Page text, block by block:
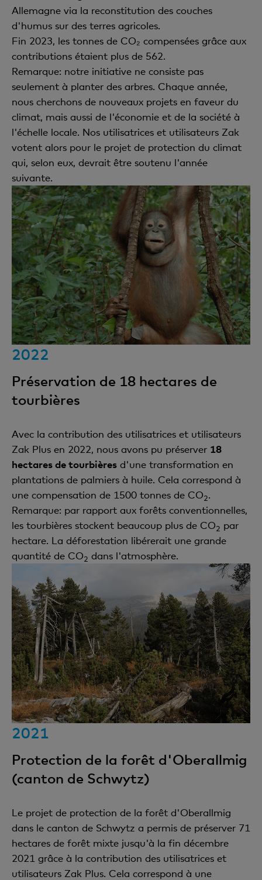
Allemagne via la reconstitution des couches
d'humus sur des terres agricoles.
Fin 2023, les tonnes de CO₂ compensées grâce aux
contributions étaient plus de 562.
Remarque: notre initiative ne consiste pas
seulement à planter des arbres. Chaque année,
nous cherchons de nouveaux projets en faveur du
climat, mais aussi de l'économie et de la société à
l'échelle locale. Nos utilisatrices et utilisateurs Zak
votent alors pour le projet de protection du climat
qui, selon eux, devrait être soutenu l'année
suivante.
2022
Préservation de 18 hectares de
tourbières
Avec la contribution des utilisatrices et utilisateurs
Zak Plus en 2022, nous avons pu préserver 18
hectares de tourbières d'une transformation en
plantations de palmiers à huile. Cela correspond à
une compensation de 1500 tonnes de CO2.
Remarque: par rapport aux forêts conventionnelles,
les tourbières stockent beaucoup plus de CO2 par
hectare. La déforestation libérerait une grande
quantité de CO2 dans l'atmosphère.
2021
Protection de la forêt d'Oberallmig
(canton de Schwytz)
Le projet de protection de la forêt d'Oberallmig
dans le canton de Schwytz a permis de préserver 71
hectares de forêt mixte jusqu'à la fin décembre
2021 grâce à la contribution des utilisatrices et
utilisateurs Zak Plus. Cela correspond à une